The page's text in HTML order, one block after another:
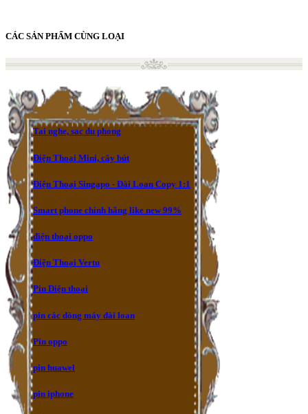
CÁC SẢN PHẨM CÙNG LOẠI
Tai nghe, sac du phong
Điện Thoại Mini, cây bút
Điện Thoại Singapo - Đài Loan Copy 1:1
Smart phone chính hãng like new 99%
điện thoại oppo
Điện Thoại Vertu
Pin Diện thoại
pin các dòng máy đài loan
Pin oppo
pin huawel
pin iphone